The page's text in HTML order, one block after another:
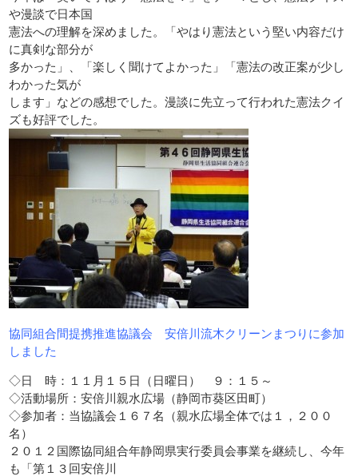
や漫談で日本国
憲法への理解を深めました。「やはり憲法という堅い内容だけ
に真剣な部分が
多かった」、「楽しく聞けてよかった」「憲法の改正案が少し
わかった気が
します」などの感想でした。漫談に先立って行われた憲法クイ
ズも好評でした。
協同組合間提携推進協議会 安倍川流木クリーンまつりに参加
しました
◇日 時：１１月１５日（日曜日） ９：１５～
◇活動場所：安倍川親水広場（静岡市葵区田町）
◇参加者：当協議会１６７名（親水広場全体では１，２００
名）
２０１２国際協同組合年静岡県実行委員会事業を継続し、今年
も「第１３回安倍川